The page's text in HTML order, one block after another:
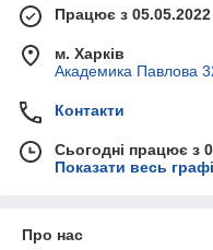
Працює з 05.05.2022
м. Харків
Академика Павлова
Контакти
Сьогодні працює з
Показати весь
Про нас